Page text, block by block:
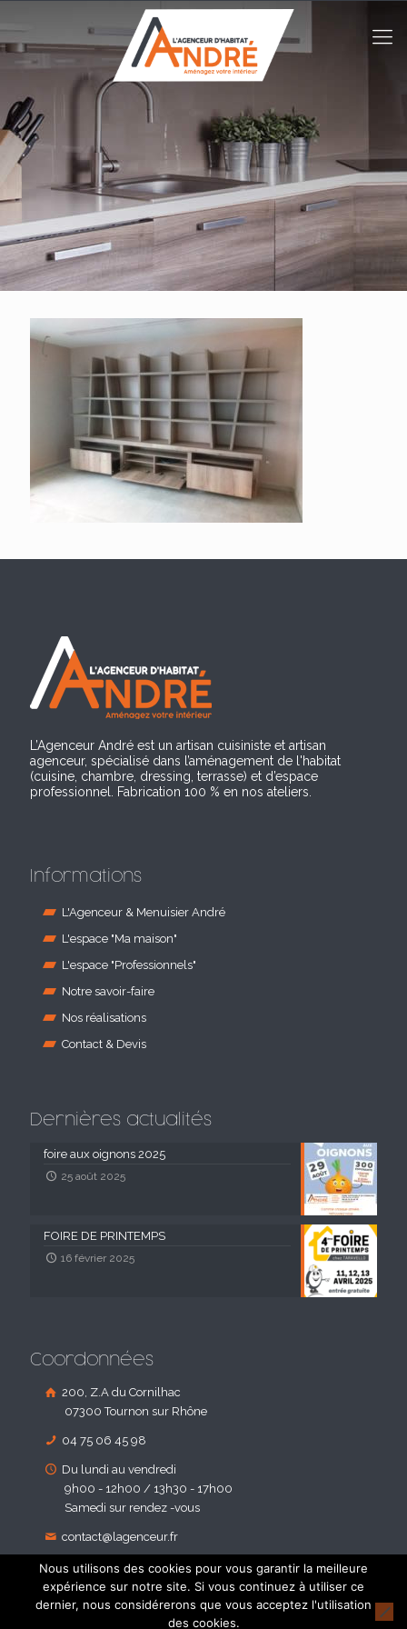
L’Agenceur André est un artisan cuisiniste et artisan
agenceur, spécialisé dans l’aménagement de l'habitat
(cuisine, chambre, dressing, terrasse) et d’espace
professionnel. Fabrication 100 % en nos ateliers.
Informations
L'Agenceur & Menuisier André
L'espace "Ma maison"
L'espace "Professionnels"
Notre savoir-faire
Nos réalisations
Contact & Devis
Dernières actualités
foire aux oignons 2025
25 août 2025
FOIRE DE PRINTEMPS
16 février 2025
Coordonnées
200, Z.A du Cornilhac
07300 Tournon sur Rhône
04 75 06 45 98
Du lundi au vendredi
9h00 - 12h00 / 13h30 - 17h00
Samedi sur rendez -vous
contact@lagenceur.fr
Nous utilisons des cookies pour vous garantir la meilleure
expérience sur notre site. Si vous continuez à utiliser ce
dernier, nous considérerons que vous acceptez l'utilisation
des cookies.